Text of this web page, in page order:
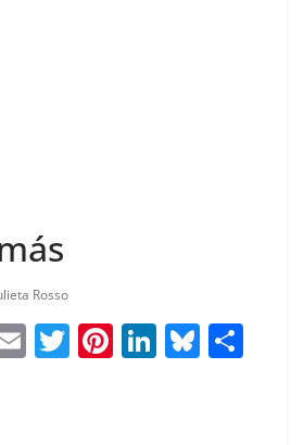
Rosso
E T Pi Li Bl